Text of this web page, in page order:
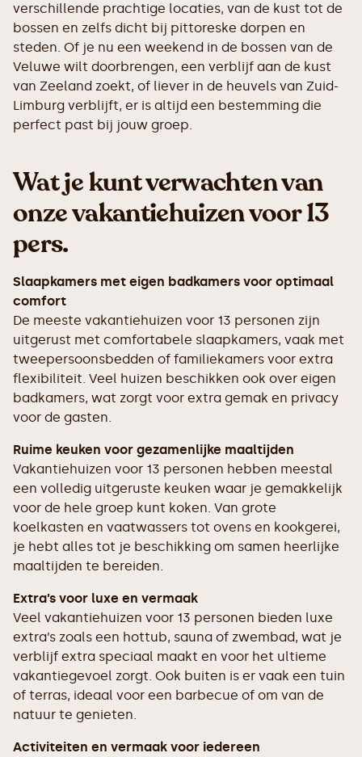
verschillende prachtige locaties, van de kust tot de
bossen en zelfs dicht bij pittoreske dorpen en
steden. Of je nu een weekend in de bossen van de
Veluwe wilt doorbrengen, een verblijf aan de kust
van Zeeland zoekt, of liever in de heuvels van Zuid-
Limburg verblijft, er is altijd een bestemming die
perfect past bij jouw groep.
Wat je kunt verwachten van
onze vakantiehuizen voor 13
pers.
Slaapkamers met eigen badkamers voor optimaal
comfort
De meeste vakantiehuizen voor 13 personen zijn
uitgerust met comfortabele slaapkamers, vaak met
tweepersoonsbedden of familiekamers voor extra
flexibiliteit. Veel huizen beschikken ook over eigen
badkamers, wat zorgt voor extra gemak en privacy
voor de gasten.
Ruime keuken voor gezamenlijke maaltijden
Vakantiehuizen voor 13 personen hebben meestal
een volledig uitgeruste keuken waar je gemakkelijk
voor de hele groep kunt koken. Van grote
koelkasten en vaatwassers tot ovens en kookgerei,
je hebt alles tot je beschikking om samen heerlijke
maaltijden te bereiden.
Extra’s voor luxe en vermaak
Veel vakantiehuizen voor 13 personen bieden luxe
extra’s zoals een hottub, sauna of zwembad, wat je
verblijf extra speciaal maakt en voor het ultieme
vakantiegevoel zorgt. Ook buiten is er vaak een tuin
of terras, ideaal voor een barbecue of om van de
natuur te genieten.
Activiteiten en vermaak voor iedereen